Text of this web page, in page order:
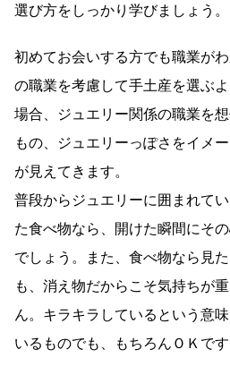
選び方をしっかり学びましょう。
初めてお会いする方でも職業が
の職業を考慮して手土産を選ぶ
場合、ジュエリー関係の職業を
もの、ジュエリーっぽさをイメ
が見えてきます。
普段からジュエリーに囲まれて
た食べ物なら、開けた瞬間にそ
でしょう。また、食べ物なら見
も、消え物だからこそ気持ちが
ん。キラキラしているという意
いるものでも、もちろんＯＫです